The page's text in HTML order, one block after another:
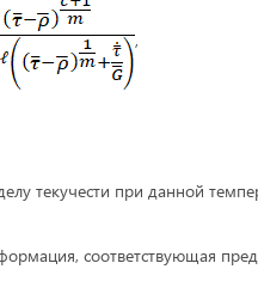
,
текучести при данной
соответствующая